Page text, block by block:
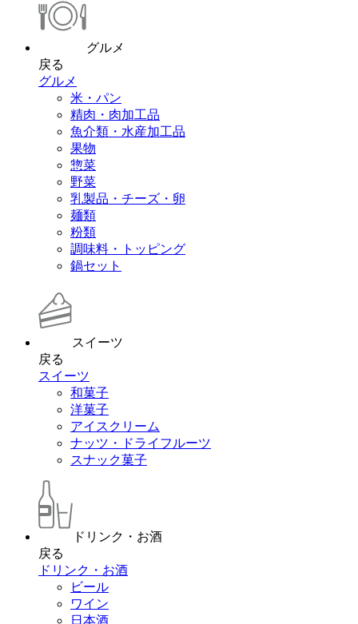
グルメ
戻る
グルメ
米・パン
精肉・肉加工品
魚介類・水産加工品
果物
惣菜
野菜
乳製品・チーズ・卵
麺類
粉類
調味料・トッピング
鍋セット
スイーツ
戻る
スイーツ
和菓子
洋菓子
アイスクリーム
ナッツ・ドライフルーツ
スナック菓子
ドリンク・お酒
戻る
ドリンク・お酒
ビール
ワイン
日本酒